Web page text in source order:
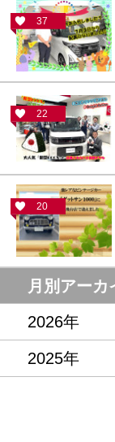
37
22
20
月別アーカ
2026年
2025年